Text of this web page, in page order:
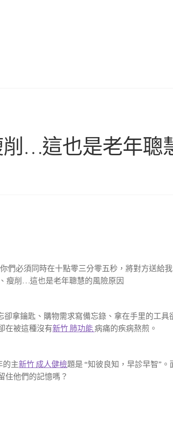
…這也是老年聰
們必須同時在十點零三分零五秒，將對方送給
瘦削…這也是老年聰慧的風險原因
卻拿鑰匙、購物需求寫備忘錄、拿在手里的工具
在被這種沒有新竹 肺功能病痛的疾病熬煎。
的主新竹 成人健檢題是 “知彼良知，早診早智”。
住他們的記憶嗎？